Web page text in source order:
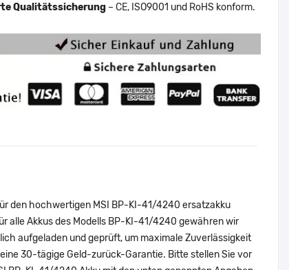
Qualitätssicherung – CE, ISO9001 und RoHS konform.
den hochwertigen MSI BP-KI-41/4240 ersatzakku
alle Akkus des Modells BP-KI-41/4240 gewähren wir
aufgeladen und geprüft, um maximale Zuverlässigkeit
30-tägige Geld-zurück-Garantie. Bitte stellen Sie vor